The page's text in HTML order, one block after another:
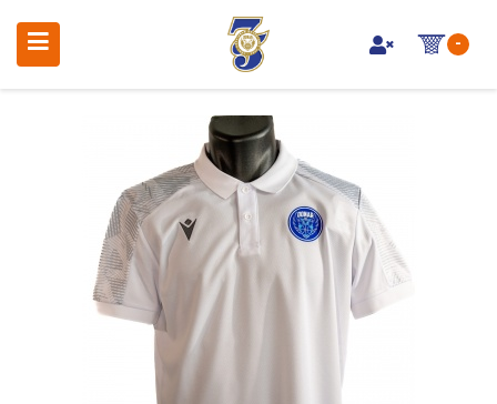
Teamkleding
alles van Kleding
Toggle navigation -